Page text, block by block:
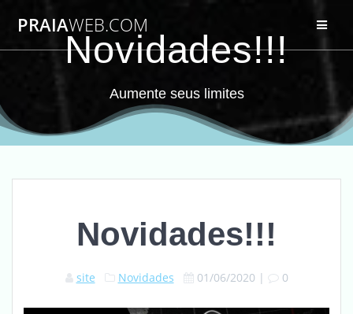
PRAIAWEB.COM
Novidades!!!
Aumente seus limites
Novidades!!!
site Novidades 01/06/2020 | 0